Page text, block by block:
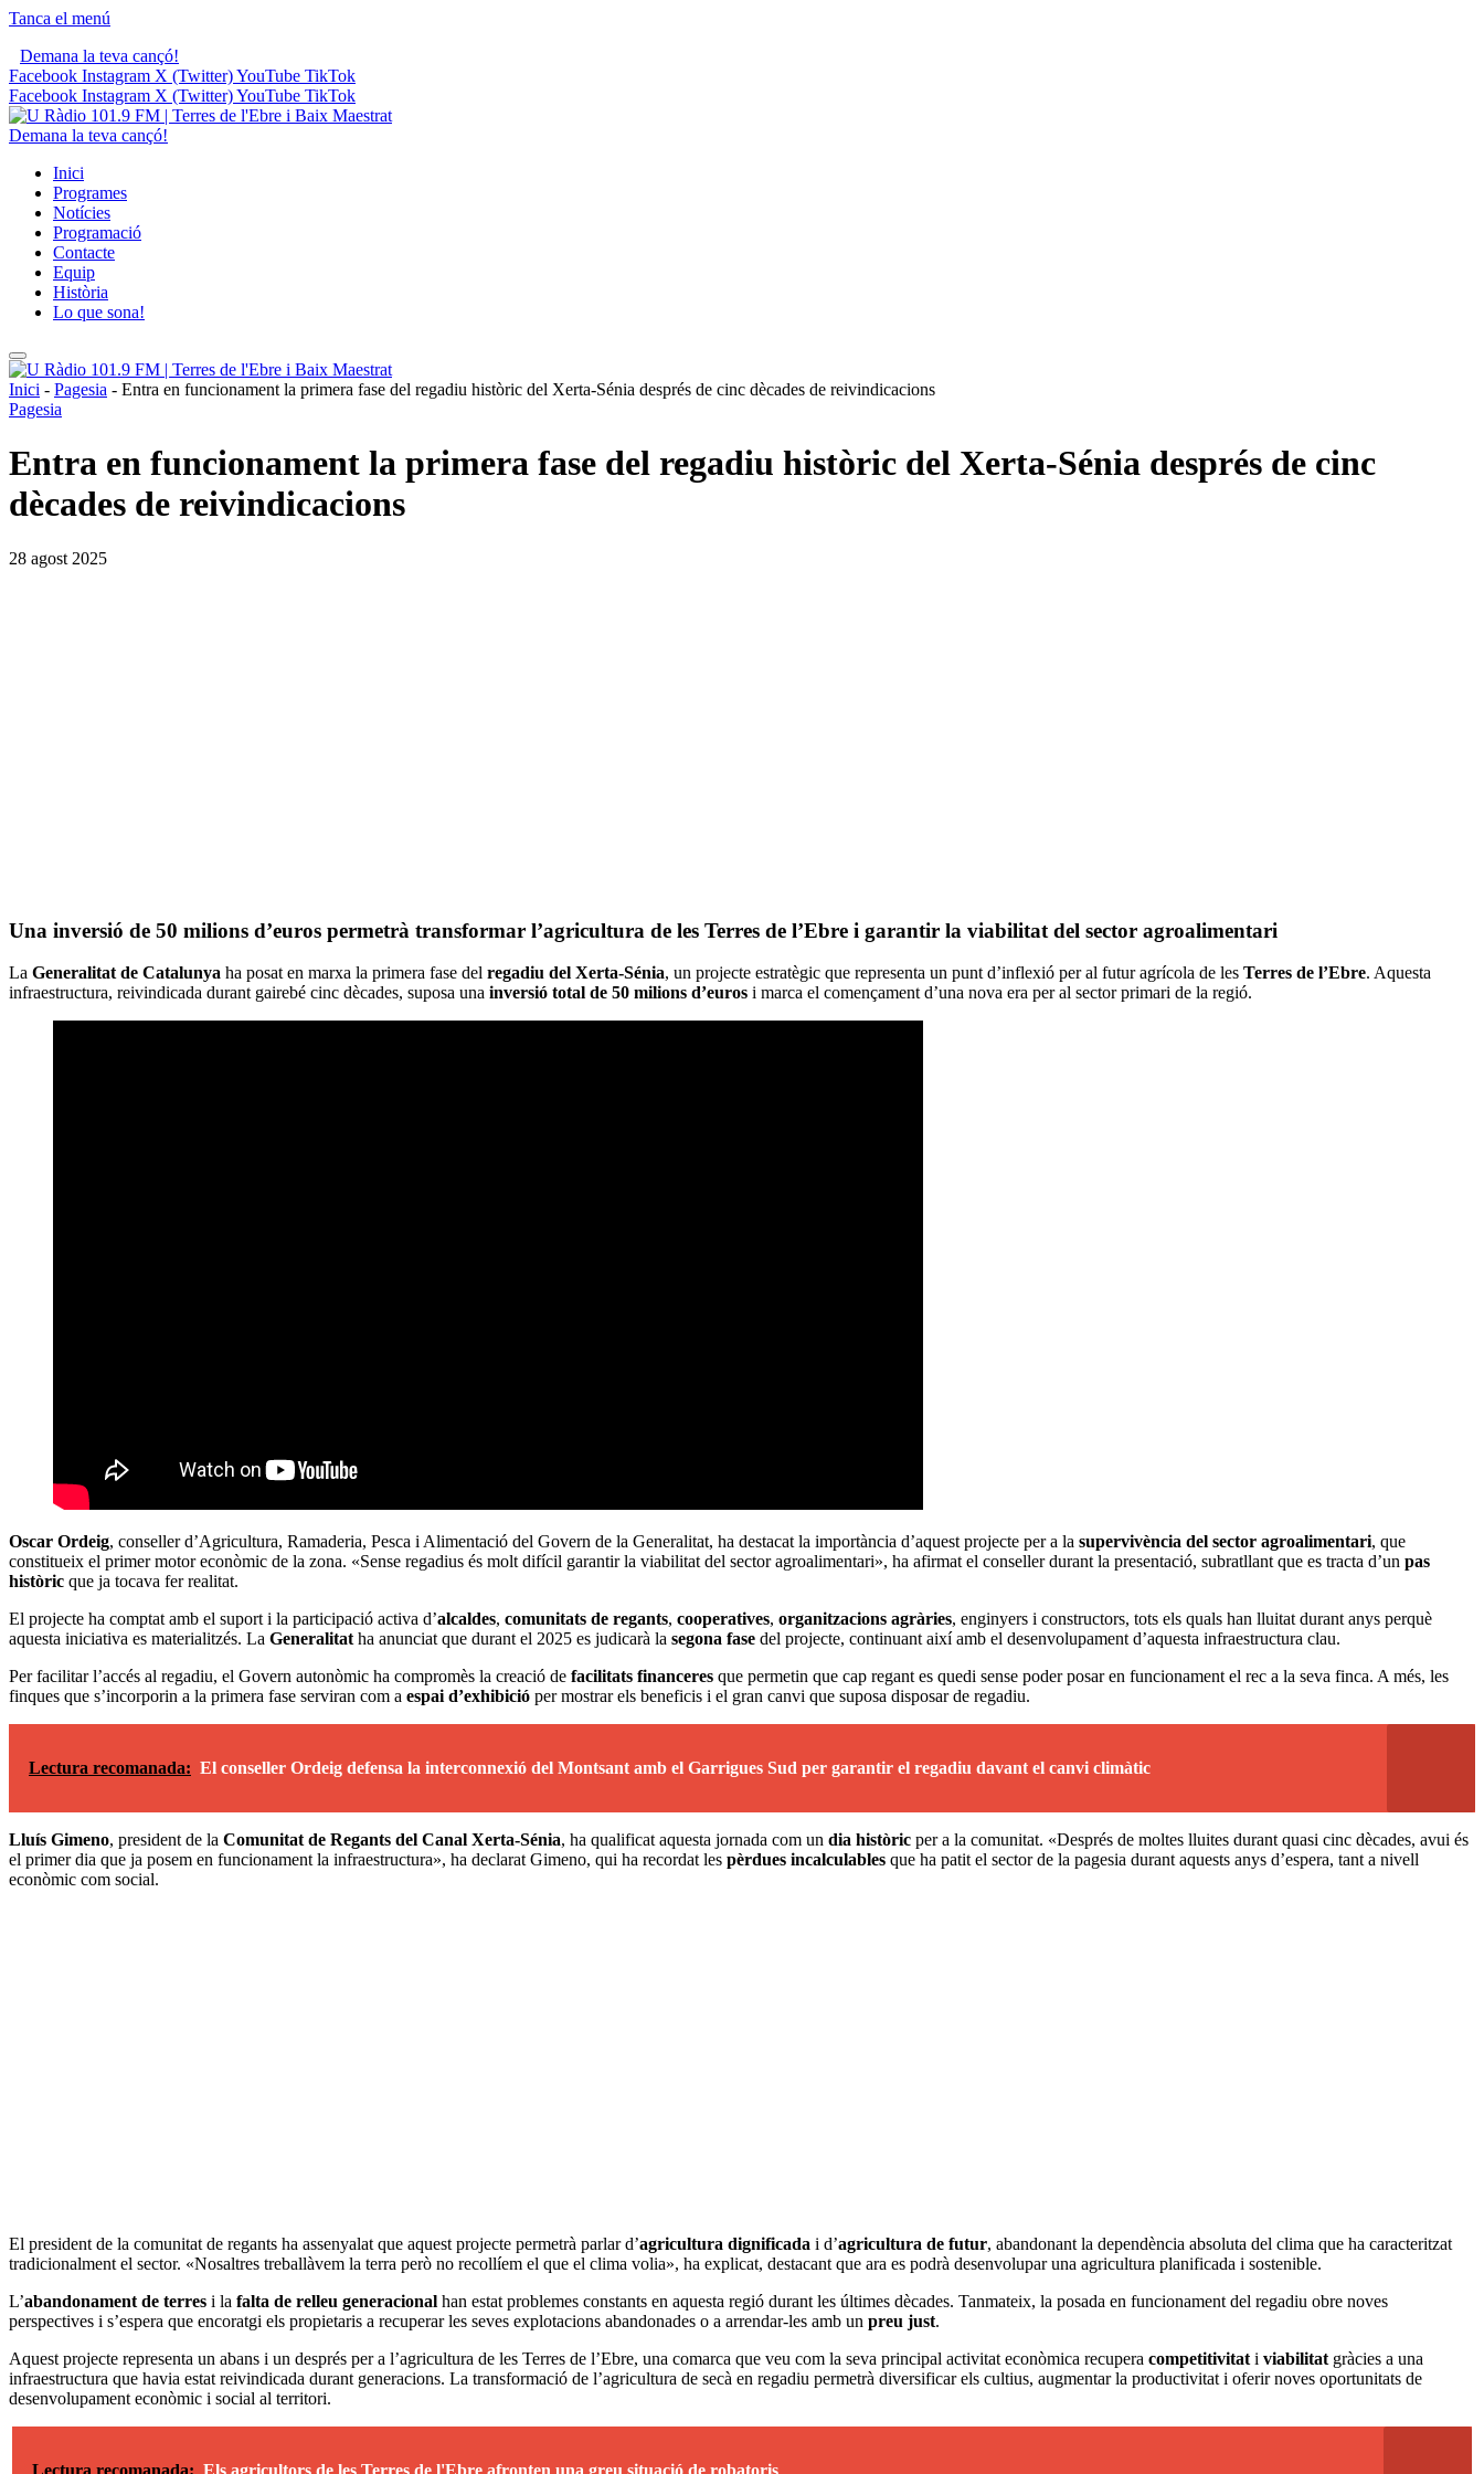
Tanca el menú
Demana la teva cançó!
Facebook Instagram X (Twitter)YouTube TikTok
Facebook Instagram X (Twitter)YouTube TikTok
Demana la teva cançó!
Inici
Programes
Notícies
Programació
Contacte
Equip
Història
Lo que sona!
Inici - Pagesia - Entra en funcionament la primera fase del regadiu històric del Xerta-Sénia després de cinc dècades de reivindicacions
Pagesia
Entra en funcionament la primera fase del regadiu històric del Xerta-Sénia després de cinc
dècades de reivindicacions
28 agost 2025
Una inversió de 50 milions d’euros permetrà transformar l’agricultura de les Terres de l’Ebre i garantir la viabilitat del sector agroalimentari
La Generalitat de Catalunya ha posat en marxa la primera fase del regadiu del Xerta-Sénia, un projecte estratègic que representa un punt d’inflexió per al futur agrícola de les Terres de l’Ebre. Aquesta
infraestructura, reivindicada durant gairebé cinc dècades, suposa una inversió total de 50 milions d’euros i marca el començament d’una nova era per al sector primari de la regió.
Oscar Ordeig, conseller d’Agricultura, Ramaderia, Pesca i Alimentació del Govern de la Generalitat, ha destacat la importància d’aquest projecte per a la supervivència del sector agroalimentari, que
constitueix el primer motor econòmic de la zona. «Sense regadius és molt difícil garantir la viabilitat del sector agroalimentari», ha afirmat el conseller durant la presentació, subratllant que es tracta d’un pas
històric que ja tocava fer realitat.
El projecte ha comptat amb el suport i la participació activa d’alcaldes, comunitats de regants, cooperatives, organitzacions agràries, enginyers i constructors, tots els quals han lluitat durant anys perquè
aquesta iniciativa es materialitzés. La Generalitat ha anunciat que durant el 2025 es judicarà la segona fase del projecte, continuant així amb el desenvolupament d’aquesta infraestructura clau.
Per facilitar l’accés al regadiu, el Govern autonòmic ha compromès la creació de facilitats financeres que permetin que cap regant es quedi sense poder posar en funcionament el rec a la seva finca. A més, les
finques que s’incorporin a la primera fase serviran com a espai d’exhibició per mostrar els beneficis i el gran canvi que suposa disposar de regadiu.
Lectura recomanada: El conseller Ordeig defensa la interconnexió del Montsant amb el Garrigues Sud per garantir el regadiu davant el canvi climàtic
Lluís Gimeno, president de la Comunitat de Regants del Canal Xerta-Sénia, ha qualificat aquesta jornada com un dia històric per a la comunitat. «Després de moltes lluites durant quasi cinc dècades, avui és
el primer dia que ja posem en funcionament la infraestructura», ha declarat Gimeno, qui ha recordat les pèrdues incalculables que ha patit el sector de la pagesia durant aquests anys d’espera, tant a nivell
econòmic com social.
El president de la comunitat de regants ha assenyalat que aquest projecte permetrà parlar d’agricultura dignificada i d’agricultura de futur, abandonant la dependència absoluta del clima que ha caracteritzat
tradicionalment el sector. «Nosaltres treballàvem la terra però no recollíem el que el clima volia», ha explicat, destacant que ara es podrà desenvolupar una agricultura planificada i sostenible.
L’abandonament de terres i la falta de relleu generacional han estat problemes constants en aquesta regió durant les últimes dècades. Tanmateix, la posada en funcionament del regadiu obre noves
perspectives i s’espera que encoratgi els propietaris a recuperar les seves explotacions abandonades o a arrendar-les amb un preu just.
Aquest projecte representa un abans i un després per a l’agricultura de les Terres de l’Ebre, una comarca que veu com la seva principal activitat econòmica recupera competitivitat i viabilitat gràcies a una
infraestructura que havia estat reivindicada durant generacions. La transformació de l’agricultura de secà en regadiu permetrà diversificar els cultius, augmentar la productivitat i oferir noves oportunitats de
desenvolupament econòmic i social al territori.